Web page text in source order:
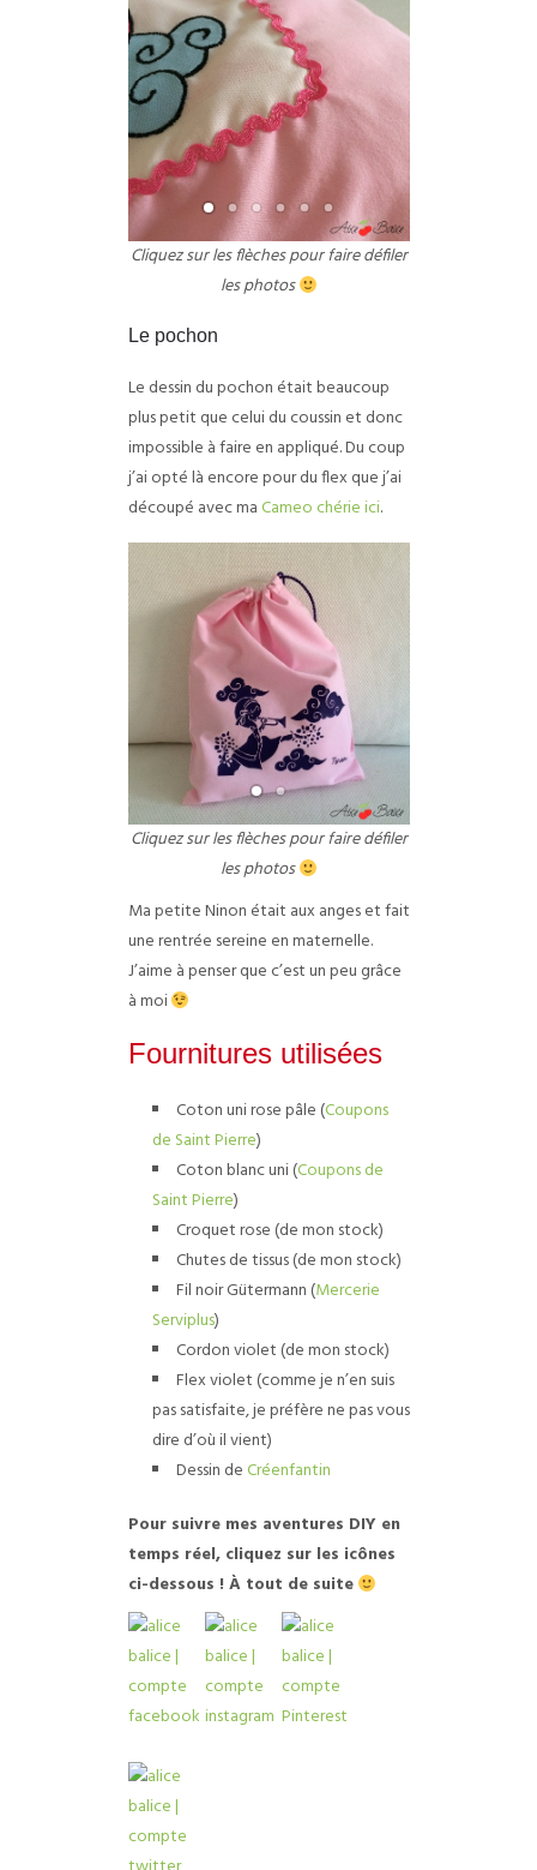
Cliquez sur les flèches pour faire défiler
les photos
Le pochon
Le dessin du pochon était beaucoup
plus petit que celui du coussin et donc
impossible à faire en appliqué. Du coup
j’ai opté là encore pour du flex que j’ai
découpé avec maCameo chérie ici.
Cliquez sur les flèches pour faire défiler
les photos
Ma petite Ninon était aux anges et fait
une rentrée sereine en maternelle.
J’aime à penser que c’est un peu grâce
à moi
Fournitures utilisées
Coton uni rose pâle (Coupons
de Saint Pierre)
Coton blanc uni (Coupons de
Saint Pierre)
Croquet rose (de mon stock)
Chutes de tissus (de mon stock)
Fil noir Gütermann (Mercerie
Serviplus)
Cordon violet (de mon stock)
Flex violet (comme je n’en suis
pas satisfaite, je préfère ne pas vous
dire d’où il vient)
Dessin deCréenfantin
Pour suivre mes aventures DIY en
temps réel, cliquez sur les icônes
ci-dessous ! À tout de suite